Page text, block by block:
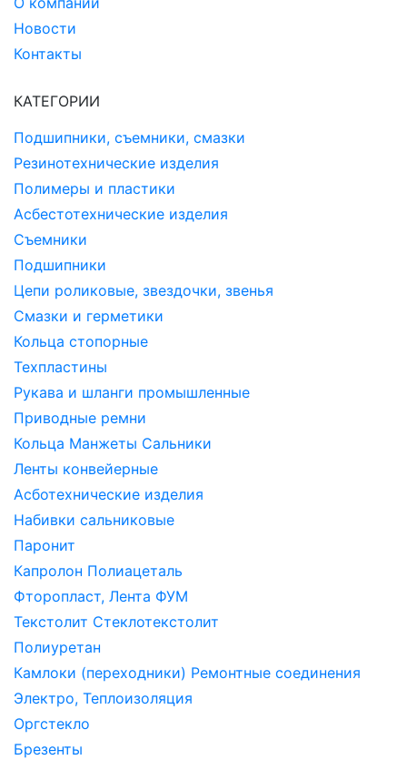
Новости
Контакты
КАТЕГОРИИ
Подшипники, съемники, смазки
Резинотехнические изделия
Полимеры и пластики
Асбестотехнические изделия
Съемники
Подшипники
Цепи роликовые, звездочки, звенья
Смазки и герметики
Кольца стопорные
Техпластины
Рукава и шланги промышленные
Приводные ремни
Кольца Манжеты Сальники
Ленты конвейерные
Асботехнические изделия
Набивки сальниковые
Паронит
Капролон Полиацеталь
Фторопласт, Лента ФУМ
Текстолит Стеклотекстолит
Полиуретан
Камлоки (переходники) Ремонтные соединения
Электро, Теплоизоляция
Оргстекло
Брезенты